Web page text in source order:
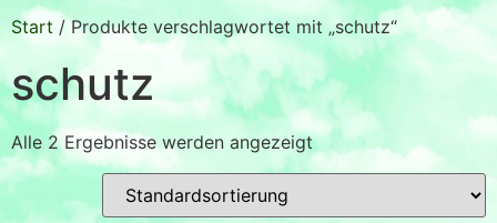
Start / Produkte verschlagwortet mit „schutz“
schutz
Alle 2 Ergebnisse werden angezeigt